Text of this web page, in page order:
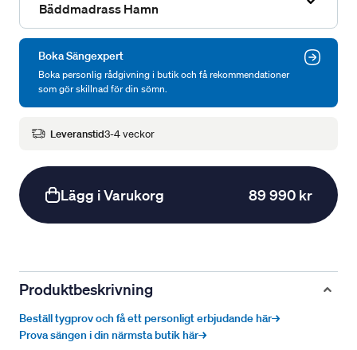
Bäddmadrass Hamn
Boka Sängexpert
Boka personlig rådgivning i butik och få rekommendationer
som gör skillnad för din sömn.
Leveranstid3-4 veckor
Lägg i Varukorg 89 990 kr
Produktbeskrivning
Beställ tygprov och få ett personligt erbjudande här→
Prova sängen i din närmsta butik här→